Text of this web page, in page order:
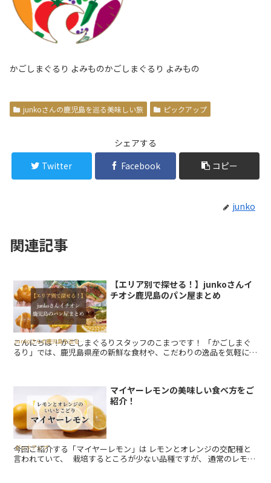
かごしまぐるり よみものかごしまぐるり よみもの​
junkoさんの鹿児島を巡る美味しい旅 ピックアップ
シェアする
Twitter
Facebook コピー
junko
関連記事
junkoさんの鹿児島を巡る美味しい旅
【エリア別で探せる！】junkoさんイ
チオシ鹿児島のパン屋まとめ
こんにちは！かごしまぐるりスタッフのこまつです！ 「かごしまぐ
るり」では、鹿児島県産の新鮮な食材や、こだわりの逸品を気軽に
ピックアップ
マイヤーレモンの美味しい食べ方をご
紹介！
今回ご紹介する「マイヤーレモン」は レモンとオレンジの交配種と
言われていて、 栽培するところが少ない品種ですが、 通常のレモン